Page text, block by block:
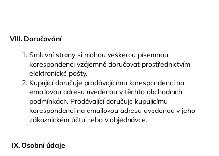
VIII. Doručování
Smluvní strany si mohou veškerou písemnou
korespondenci vzájemně doručovat prostřednictvím
elektronické pošty.
Kupující doručuje prodávajícímu korespondenci na
emailovou adresu uvedenou v těchto obchodních
podmínkách. Prodávající doručuje kupujícímu
korespondenci na emailovou adresu uvedenou v jeho
zákaznickém účtu nebo v objednávce.
IX. Osobní údaje